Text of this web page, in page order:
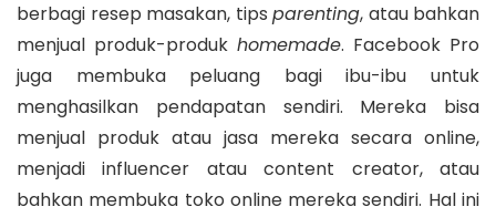
berbagi resep masakan, tips parenting, atau bahkan
menjual produk-produk homemade. Facebook Pro
juga membuka peluang bagi ibu-ibu untuk
menghasilkan pendapatan sendiri. Mereka bisa
menjual produk atau jasa mereka secara online,
menjadi influencer atau content creator, atau
bahkan membuka toko online mereka sendiri. Hal ini